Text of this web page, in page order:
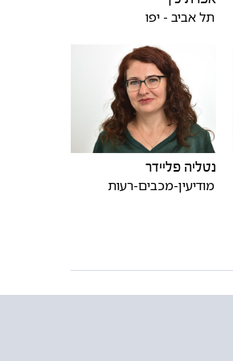
תל אביב - יפו
נטליה פליידר
מודיעין-מכבים-רעות